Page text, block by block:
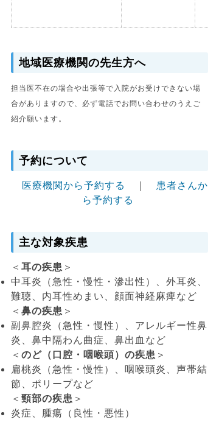
地域医療機関の先生方へ
担当医不在の場合や出張等で入院がお受けできない場
合がありますので、必ず電話でお問い合わせのうえご
紹介願います。
予約について
医療機関から予約する
患者さんか
ら予約する
主な対象疾患
＜ 耳の疾患 ＞
中耳炎（急性・慢性・滲出性）、外耳炎、
難聴、内耳性めまい、顔面神経麻痺など
＜ 鼻の疾患 ＞
副鼻腔炎（急性・慢性）、アレルギー性鼻
炎、鼻中隔わん曲症、鼻出血など
＜ のど（口腔・咽喉頭）の疾患 ＞
扁桃炎（急性・慢性）、咽喉頭炎、声帯結
節、ポリープなど
＜ 頸部の疾患 ＞
炎症、腫瘍（良性・悪性）